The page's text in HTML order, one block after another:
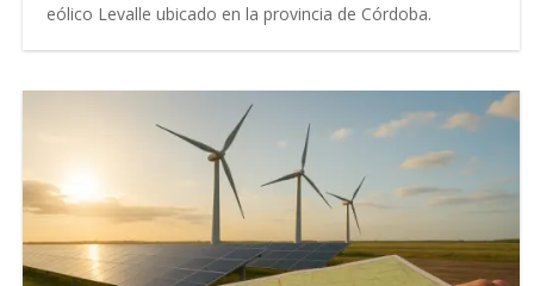
eólico Levalle ubicado en la provincia de Córdoba.